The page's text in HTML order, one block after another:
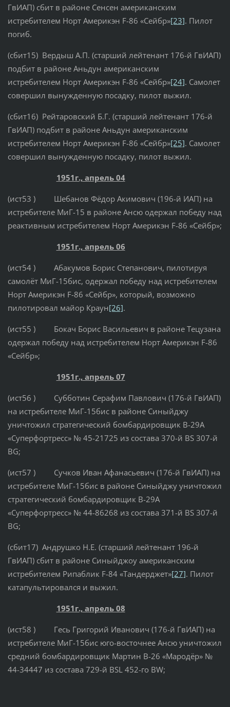
ГвИАП) сбит в районе Сенсен американским
истребителем Норт Америкэн F-86 «Сейбр»[23]. Пилот
погиб.
(сбит15) Вердыш А.П. (старший лейтенант 176-й ГвИАП)
подбит в районе Аньдун американским
истребителем Норт Америкэн F-86 «Сейбр»[24]. Самолет
совершил вынужденную посадку, пилот выжил.
(сбит16) Рейтаровский Б.Г. (старший лейтенант 176-й
ГвИАП) подбит в районе Аньдун американским
истребителем Норт Америкэн F-86 «Сейбр»[25]. Самолет
совершил вынужденную посадку, пилот выжил.
1951г., апрель 04
(ист53 ) Шебанов Фёдор Акимович (196-й ИАП) на
истребителе МиГ-15 в районе Ансю одержал победу над
реактивным истребителем Норт Америкэн F-86 «Сейбр»;
1951г., апрель 06
(ист54 ) Абакумов Борис Степанович, пилотируя
самолёт МиГ-15бис, одержал победу над истребителем
Норт Америкэн F-86 «Сейбр», который, возможно
пилотировал майор Краун[26].
(ист55 ) Бокач Борис Васильевич в районе Тецузана
одержал победу над истребителем Норт Америкэн F-86
«Сейбр»;
1951г., апрель 07
(ист56 ) Субботин Серафим Павлович (176-й ГвИАП)
на истребителе МиГ-15бис в районе Синыйджу
уничтожил стратегический бомбардировщик B-29А
«Суперфортресс» № 45-21725 из состава 370-й BS 307-й
ВG;
(ист57 ) Сучков Иван Афанасьевич (176-й ГвИАП) на
истребителе МиГ-15бис в районе Синыйджу уничтожил
стратегический бомбардировщик B-29А
«Суперфортресс» № 44-86268 из состава 371-й BS 307-й
BG;
(сбит17) Андрушко Н.Е. (старший лейтенант 196-й
ГвИАП) сбит в районе Синыйджоу американским
истребителем Рипаблик F-84 «Тандерджет»[27]. Пилот
катапультировался и выжил.
1951г., апрель 08
(ист58 ) Гесь Григорий Иванович (176-й ГвИАП) на
истребителе МиГ-15бис юго-восточнее Ансю уничтожил
средний бомбардировщик Мартин В-26 «Мародёр» №
44-34447 из состава 729-й BSL 452-го BW;